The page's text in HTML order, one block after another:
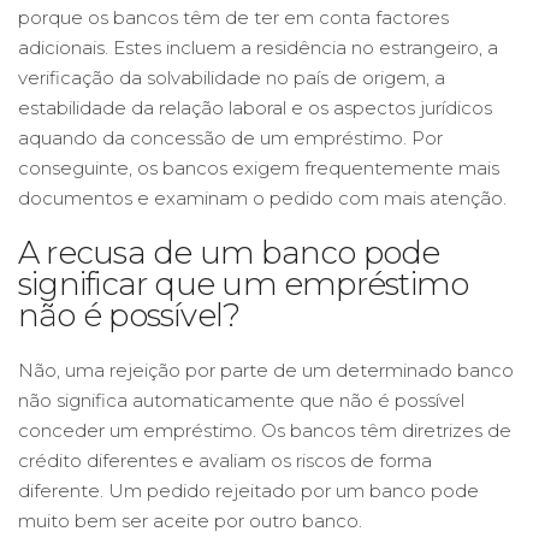
porque os bancos têm de ter em conta factores
adicionais. Estes incluem a residência no estrangeiro, a
verificação da solvabilidade no país de origem, a
estabilidade da relação laboral e os aspectos jurídicos
aquando da concessão de um empréstimo. Por
conseguinte, os bancos exigem frequentemente mais
documentos e examinam o pedido com mais atenção.
A recusa de um banco pode
significar que um empréstimo
não é possível?
Não, uma rejeição por parte de um determinado banco
não significa automaticamente que não é possível
conceder um empréstimo. Os bancos têm diretrizes de
crédito diferentes e avaliam os riscos de forma
diferente. Um pedido rejeitado por um banco pode
muito bem ser aceite por outro banco.